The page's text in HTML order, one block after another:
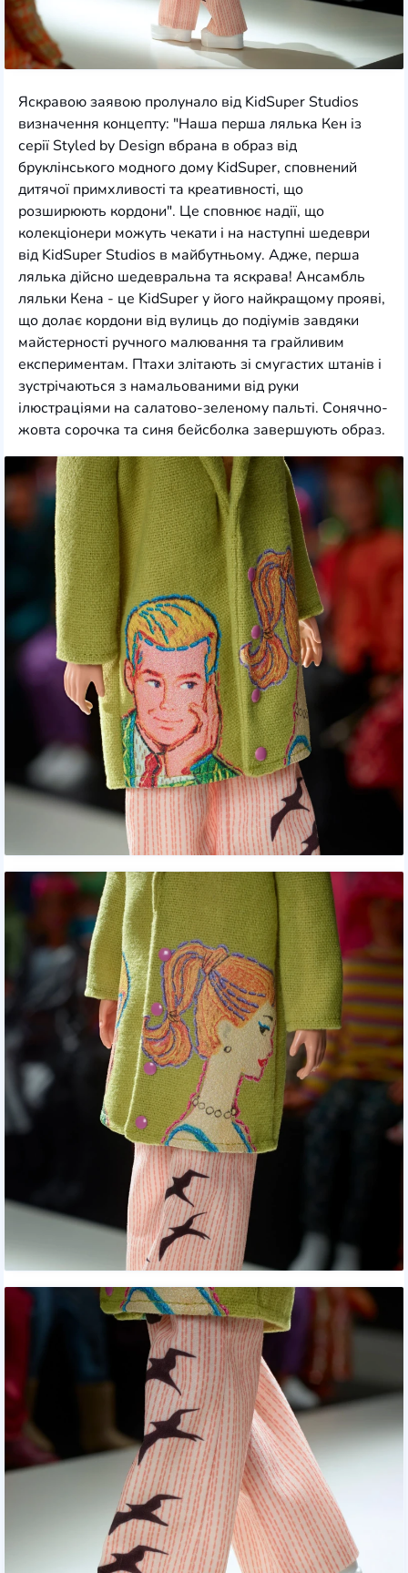
Яскравою заявою пролунало від KidSuper Studios
визначення концепту: "Наша перша лялька Кен із
серії Styled by Design вбрана в образ від
бруклінського модного дому KidSuper, сповнений
дитячої примхливості та креативності, що
розширюють кордони". Це сповнює надії, що
колекціонери можуть чекати і на наступні шедеври
від KidSuper Studios в майбутньому. Адже, перша
лялька дійсно шедевральна та яскрава! Ансамбль
ляльки Кена - це KidSuper у його найкращому прояві,
що долає кордони від вулиць до подіумів завдяки
майстерності ручного малювання та грайливим
експериментам. Птахи злітають зі смугастих штанів і
зустрічаються з намальованими від руки
ілюстраціями на салатово-зеленому пальті. Сонячно-
жовта сорочка та синя бейсболка завершують образ.